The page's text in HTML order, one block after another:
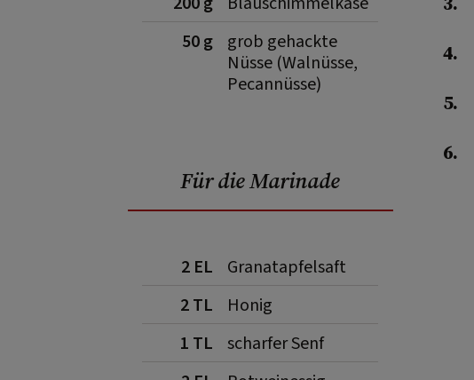
50 g
grob gehackte
Nüsse (Walnüsse,
Pecannüsse)
Für die Marinade
2 EL
Granatapfelsaft
2 TL
Honig
1 TL
scharfer Senf